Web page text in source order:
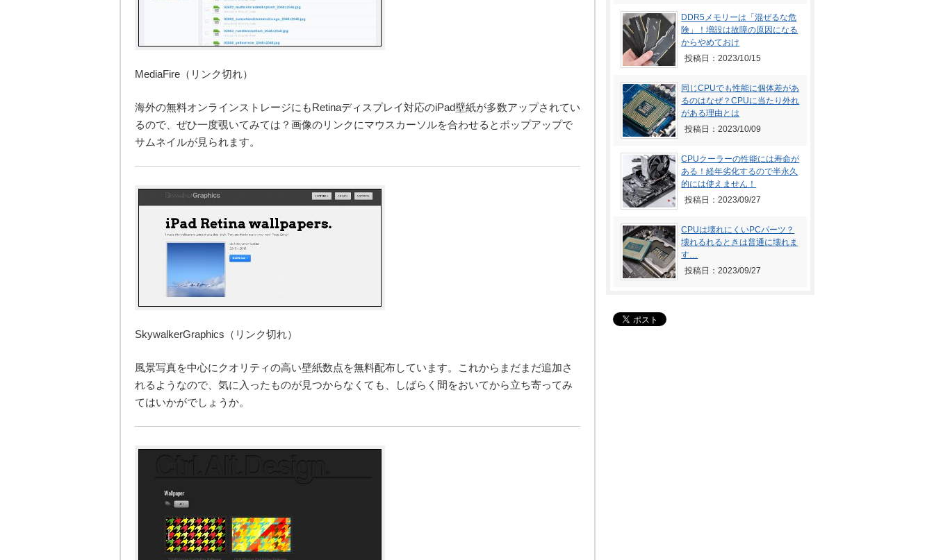
MediaFire（リンク切れ）
海外の無料オンラインストレージにもRetinaディスプレイ対応のiPad壁紙が多数アップされてい
るので、ぜひ一度覗いてみては？画像のリンクにマウスカーソルを合わせるとポップアップで
サムネイルが見られます。
SkywalkerGraphics（リンク切れ）
風景写真を中心にクオリティの高い壁紙数点を無料配布しています。これからまだまだ追加さ
れるようなので、気に入ったものが見つからなくても、しばらく間をおいてから立ち寄ってみ
てはいかがでしょうか。
DDR5メモリーは「混ぜるな危
険」！増設は故障の原因になる
からやめておけ
投稿日：2023/10/15
同じCPUでも性能に個体差があ
るのはなぜ？CPUに当たり外れ
がある理由とは
投稿日：2023/10/09
CPUクーラーの性能には寿命が
ある！経年劣化するので半永久
的には使えません！
投稿日：2023/09/27
CPUは壊れにくいPCパーツ？
壊れるれるときは普通に壊れま
す…
投稿日：2023/09/27